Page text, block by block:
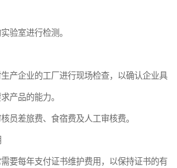
验室进行检测。
产企业的工厂进行现场检查，以确认企业具
产品的能力。
员差旅费、食宿费及人工审核费。
要每年支付证书维护费用，以保持证书的有